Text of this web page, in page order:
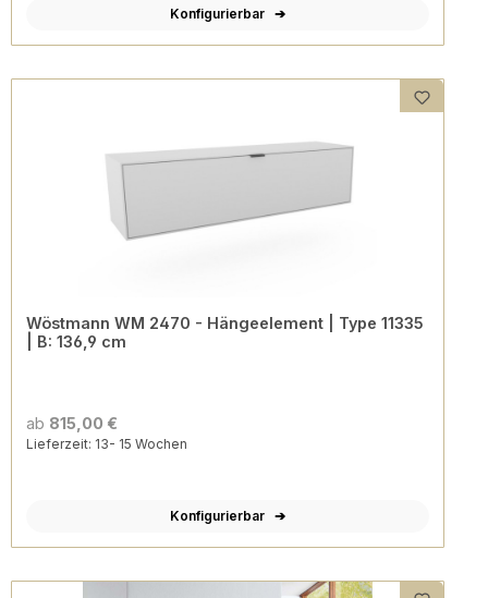
Konfigurierbar
Wöstmann WM 2470 - Hängeelement | Type 11335
| B: 136,9 cm
ab 815,00 €
Lieferzeit: 13- 15 Wochen
Konfigurierbar